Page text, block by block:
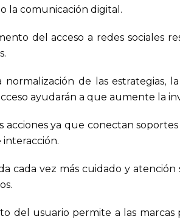
la comunicación digital.
del acceso a redes sociales
de las estrategias,
ayudarán a que aumente la
ya que conectan
cada vez más cuidado y
del usuario permite a las